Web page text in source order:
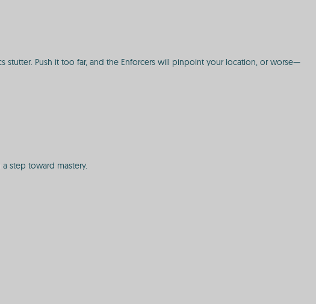
stutter. Push it too far, and the Enforcers will pinpoint your location, or worse—
step toward mastery.